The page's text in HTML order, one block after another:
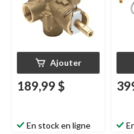
Ajouter
189,99 $
En stock en ligne